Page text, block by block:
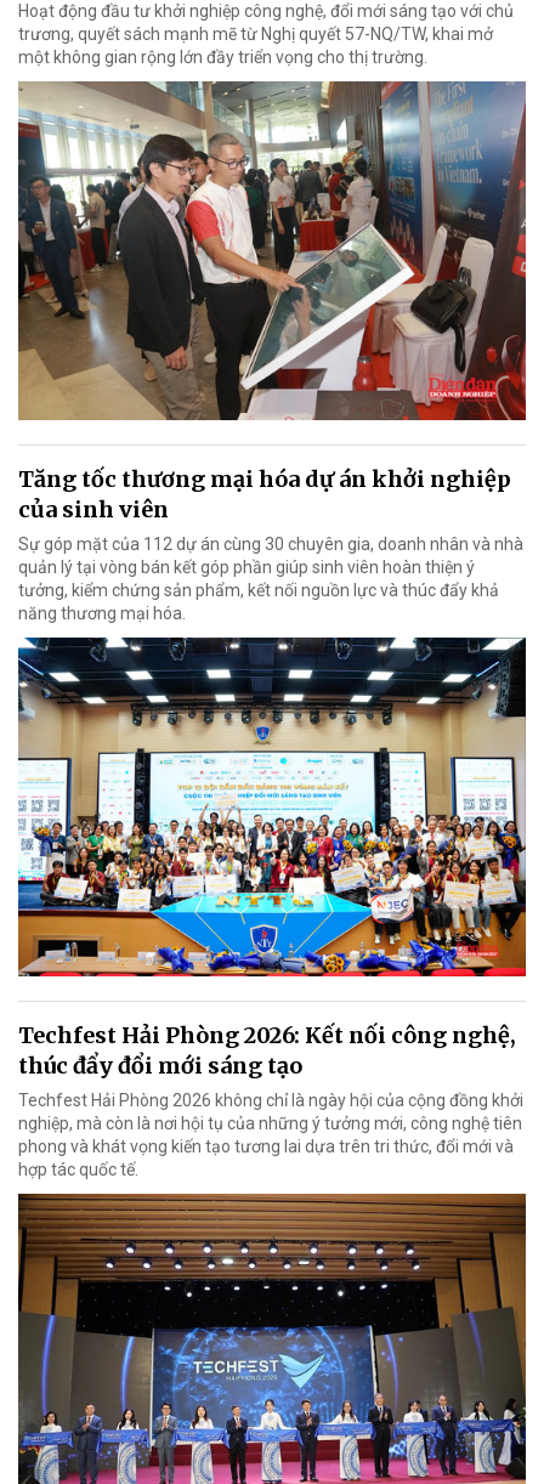
Hoạt động đầu tư khởi nghiệp công nghệ, đổi mới sáng tạo với chủ
trương, quyết sách mạnh mẽ từ Nghị quyết 57-NQ/TW, khai mở
một không gian rộng lớn đầy triển vọng cho thị trường.
Tăng tốc thương mại hóa dự án khởi nghiệp
của sinh viên
Sự góp mặt của 112 dự án cùng 30 chuyên gia, doanh nhân và nhà
quản lý tại vòng bán kết góp phần giúp sinh viên hoàn thiện ý
tưởng, kiểm chứng sản phẩm, kết nối nguồn lực và thúc đẩy khả
năng thương mại hóa.
Techfest Hải Phòng 2026: Kết nối công nghệ,
thúc đẩy đổi mới sáng tạo
Techfest Hải Phòng 2026 không chỉ là ngày hội của cộng đồng khởi
nghiệp, mà còn là nơi hội tụ của những ý tưởng mới, công nghệ tiên
phong và khát vọng kiến tạo tương lai dựa trên tri thức, đổi mới và
hợp tác quốc tế.